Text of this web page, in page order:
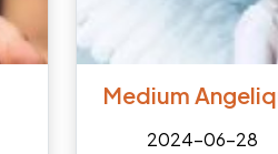
Medium
2024-06-28